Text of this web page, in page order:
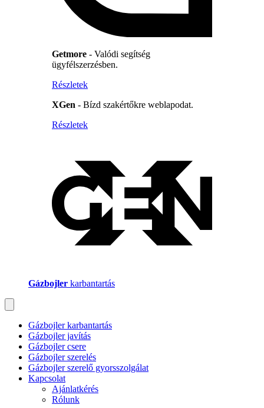
Getmore - Valódi segítség
ügyfélszerzésben.
Részletek
XGen - Bízd szakértőkre weblapodat.
Részletek
Gázbojler karbantartás
Gázbojler karbantartás
Gázbojler javítás
Gázbojler csere
Gázbojler szerelés
Gázbojler szerelő gyorsszolgálat
Kapcsolat
Ajánlatkérés
Rólunk